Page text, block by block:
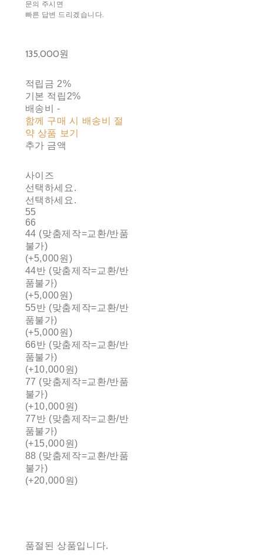
문의 주시면
빠른 답변 드리겠습니다.
135,000원
적립금 2%
기본 적립 2%
배송비-
함께 구매 시 배송비 절
약 상품 보기
추가 금액
사이즈
선택하세요.
선택하세요.
55
66
44 (맞춤제작=교환/반품
불가)
(+5,000원)
44반 (맞춤제작=교환/반
품불가)
(+5,000원)
55반 (맞춤제작=교환/반
품불가)
(+5,000원)
66반 (맞춤제작=교환/반
품불가)
(+10,000원)
77 (맞춤제작=교환/반품
불가)
(+10,000원)
77반 (맞춤제작=교환/반
품불가)
(+15,000원)
88 (맞춤제작=교환/반품
불가)
(+20,000원)
품절된 상품입니다.